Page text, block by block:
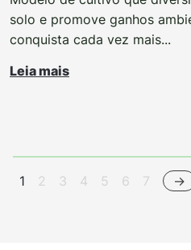
solo e promove ganhos
conquista cada vez mais...
Leia mais
1 2 3 4 5 6 7 ->